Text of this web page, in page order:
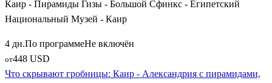
Каир - Пирамиды Гизы - Большой Сфинкс - Египетский
Национальный Музей - Каир
4 дн.По программеНе включён
от448 USD
Что скрывают гробницы: Каир - Александрия с пирамидами,